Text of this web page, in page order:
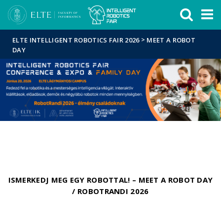
Hírek
Események
ELTE a
sajtóban
ELTE INTELLIGENT ROBOTICS FAIR 2026 > MEET A ROBOT
DAY
ISMERKEDJ MEG EGY ROBOTTAL! – MEET A ROBOT DAY
/ ROBOTRANDI 2026